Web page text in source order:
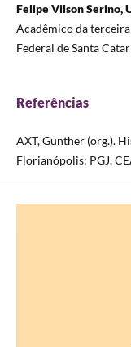
Felipe Vilson Serino,
Acadêmico da
Federal de Santa
Referências
AXT, Gunther (org.).
Florianópolis: PGJ.